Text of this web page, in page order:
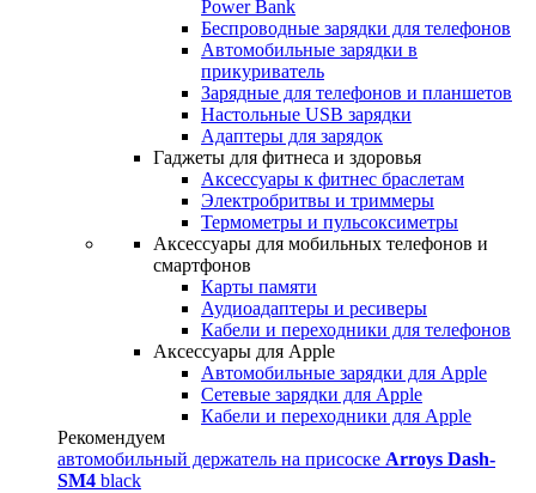
Power Bank
Беспроводные зарядки для телефонов
Автомобильные зарядки в
прикуриватель
Зарядные для телефонов и планшетов
Настольные USB зарядки
Адаптеры для зарядок
Гаджеты для фитнеса и здоровья
Аксессуары к фитнес браслетам
Электробритвы и триммеры
Термометры и пульсоксиметры
Аксессуары для мобильных телефонов и
смартфонов
Карты памяти
Аудиоадаптеры и ресиверы
Кабели и переходники для телефонов
Аксессуары для Apple
Автомобильные зарядки для Apple
Сетевые зарядки для Apple
Кабели и переходники для Apple
Рекомендуем
автомобильный держатель на присоске Arroys Dash-
SM4 black